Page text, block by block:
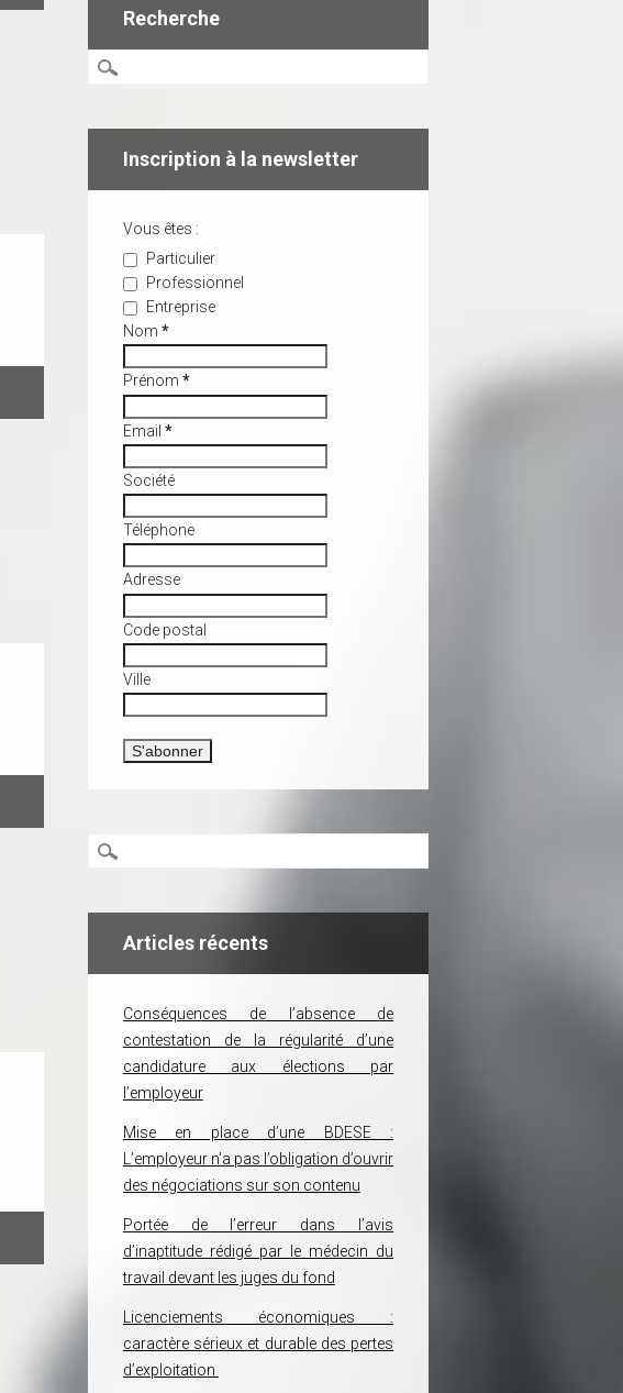
Recherche
Inscription à la newsletter
Vous êtes :
Particulier
Professionnel
Entreprise
Nom *
Prénom *
Email *
Société
Téléphone
Adresse
Code postal
Ville
Articles récents
Conséquences de l’absence de
contestation de la régularité d’une
candidature aux élections par
l’employeur
Mise en place d’une BDESE :
L’employeur n’a pas l’obligation d’ouvrir
des négociations sur son contenu
Portée de l’erreur dans l’avis
d’inaptitude rédigé par le médecin du
travail devant les juges du fond
Licenciements économiques :
caractère sérieux et durable des pertes
d’exploitation